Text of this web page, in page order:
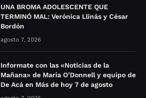
UNA BROMA ADOLESCENTE QUE
TERMINÓ MAL: Verónica Llinás y César
Bordón
agosto 7, 2026
Informate con las «Noticias de la
Mañana» de María O’Donnell y equipo de
De Acá en Más de hoy 7 de agosto